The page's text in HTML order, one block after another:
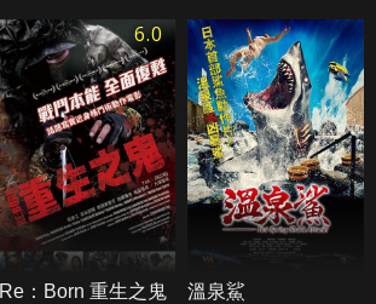
6.0
Re：Born 重生之鬼 溫泉鯊